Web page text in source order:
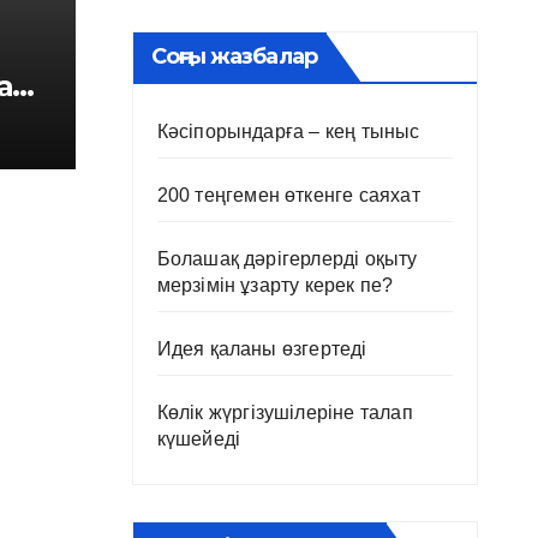
Соңғы жазбалар
Кәсіпорындарға – кең тыныс
200 теңгемен өткенге саяхат
Болашақ дәрігерлерді оқыту
мерзімін ұзарту керек пе?
Идея қаланы өзгертеді
Көлік жүргізушілеріне талап
күшейеді